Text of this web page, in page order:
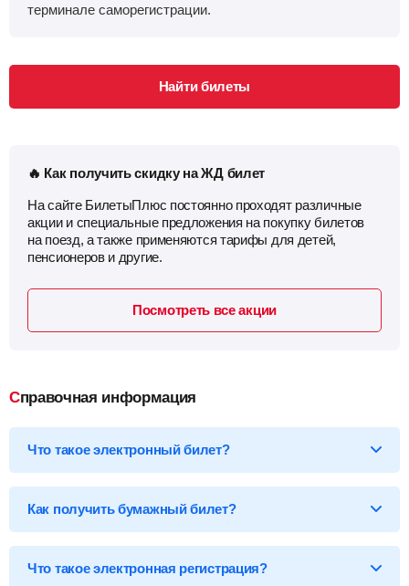
терминале саморегистрации.
Найти билеты
🔥 Как получить скидку на ЖД билет
На сайте БилетыПлюс постоянно проходят различные
акции и специальные предложения на покупку билетов
на поезд, а также применяются тарифы для детей,
пенсионеров и другие.
Посмотреть все акции
Справочная информация
Что такое электронный билет?
котором указаны детали вашей поездки, а также данные о
пассажире.
Как получить бумажный билет?
В кассе ж/д вокзала — сообщите кассиру 14-ти
Что такое электронная регистрация?